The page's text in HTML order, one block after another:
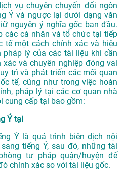
vụ chuyên chuyển đổi ngôn
Ý và ngược lại dưới dạng văn
nguyên ý nghĩa gốc ban đầu.
các cá nhân và tổ chức tại tiếp
tế một cách chính xác và hiệu
lý của các tài liệu khi cần
và chuyên nghiệp đóng vai
trì và phát triển các mối quan
tế, cũng như trong việc hoàn
pháp lý tại các cơ quan nhà
cung cấp tại bao gồm:
Ý tại
Ý là quá trình biên dịch nội
tiếng Ý, sau đó, những tài
tư pháp quận/huyện để
chính xác so với tài liệu gốc.